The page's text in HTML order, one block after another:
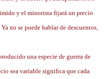
y el minorista fijará un precio
no se puede hablar de descuentos,
una especie de guerra de
sea variable significa que cada